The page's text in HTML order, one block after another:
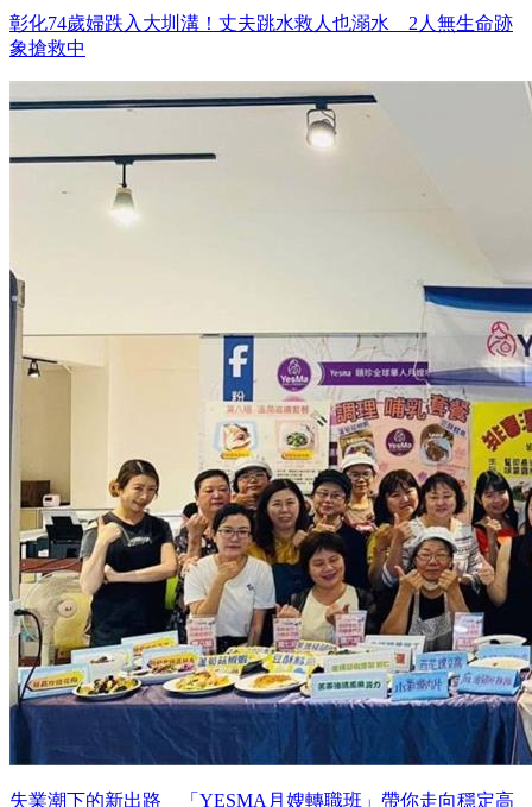
彰化74歲婦跌入大圳溝！丈夫跳水救人也溺水 2人無生命跡
象搶救中
失業潮下的新出路 「YESMA月嫂轉職班」帶你走向穩定高